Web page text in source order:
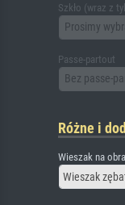
Szkło (wraz z
Prosimy
Passe-partout
Bez passe-
Różne i
Wieszak na
Wieszak